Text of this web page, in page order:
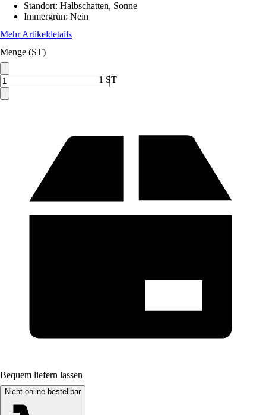
Standort: Halbschatten, Sonne
Immergrün: Nein
Mehr Artikeldetails
Menge (ST)
1 ST
Bequem liefern lassen
Nicht online bestellbar